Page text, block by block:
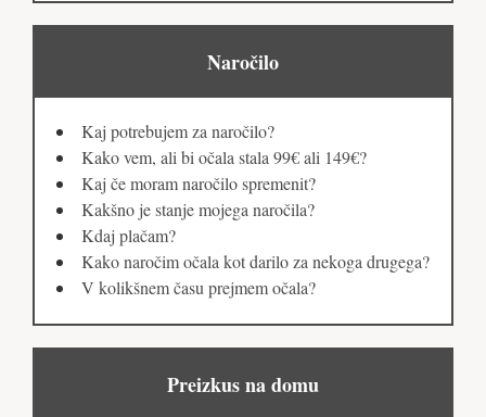
Naročilo
Kaj potrebujem za naročilo?
Kako vem, ali bi očala stala 99€ ali 149€?
Kaj če moram naročilo spremenit?
Kakšno je stanje mojega naročila?
Kdaj plačam?
Kako naročim očala kot darilo za nekoga drugega?
V kolikšnem času prejmem očala?
Preizkus na domu